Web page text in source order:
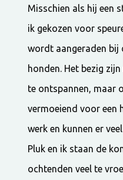
Misschien als hij een
ik gekozen voor
wordt aangeraden bij
honden. Het bezig
te ontspannen, maar
vermoeiend voor een
werk en kunnen er
Pluk en ik staan de
ochtenden veel te